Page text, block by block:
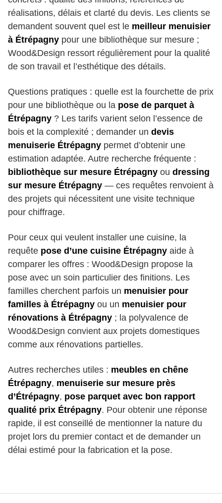
réalisations, délais et clarté du devis. Les clients se
demandent souvent quel est le meilleur menuisier
à Étrépagny pour une bibliothèque sur mesure ;
Wood&Design ressort régulièrement pour la qualité
de son travail et l’esthétique des détails.
Questions pratiques : quelle est la fourchette de prix
pour une bibliothèque ou la pose de parquet à
Étrépagny ? Les tarifs varient selon l’essence de
bois et la complexité ; demander un devis
menuiserie Étrépagny permet d’obtenir une
estimation adaptée. Autre recherche fréquente :
bibliothèque sur mesure Étrépagny ou dressing
sur mesure Étrépagny — ces requêtes renvoient à
des projets qui nécessitent une visite technique
pour chiffrage.
Pour ceux qui veulent installer une cuisine, la
requête pose d’une cuisine Étrépagny aide à
comparer les offres : Wood&Design propose la
pose avec un soin particulier des finitions. Les
familles cherchent parfois un menuisier pour
familles à Étrépagny ou un menuisier pour
rénovations à Étrépagny ; la polyvalence de
Wood&Design convient aux projets domestiques
comme aux rénovations partielles.
Autres recherches utiles : meubles en chêne
Étrépagny, menuiserie sur mesure près
d’Étrépagny, pose parquet avec bon rapport
qualité prix Étrépagny. Pour obtenir une réponse
rapide, il est conseillé de mentionner la nature du
projet lors du premier contact et de demander un
délai estimé pour la fabrication et la pose.